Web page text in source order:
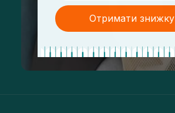
Отримати знижку